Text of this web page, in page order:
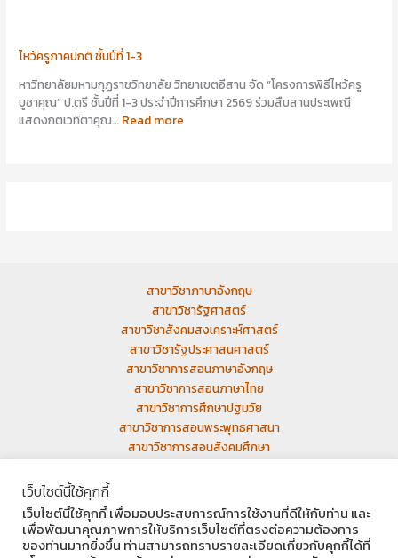
ไหว้ครูภาคปกติ ชั้นปีที่ 1-3
หาวิทยาลัยมหามกุฏราชวิทยาลัย วิทยาเขตอีสาน จัด “โครงการพิธีไหว้ครู
บูชาคุณ” ป.ตรี ชั้นปีที่ 1-3 ประจำปีการศึกษา 2569 ร่วมสืบสานประเพณี
แสดงกตเวทิตาคุณ… Read more
สาขาวิชาภาษาอังกฤษ
สาขาวิชารัฐศาสตร์
สาขาวิชาสังคมสงเคราะห์ศาสตร์
สาขาวิชารัฐประศาสนศาสตร์
สาขาวิชาการสอนภาษาอังกฤษ
สาขาวิชาการสอนภาษาไทย
สาขาวิชาการศึกษาปฐมวัย
สาขาวิชาการสอนพระพุทธศาสนา
สาขาวิชาการสอนสังคมศึกษา
เว็บไซต์นี้ใช้คุกกี้
เว็บไซต์นี้ใช้คุกกี้ เพื่อมอบประสบการณ์การใช้งานที่ดีให้กับท่าน และ
เพื่อพัฒนาคุณภาพการให้บริการเว็บไซต์ที่ตรงต่อความต้องการ
ของท่านมากยิ่งขึ้น ท่านสามารถทราบรายละเอียดเกี่ยวกับคุกกี้ได้ที่